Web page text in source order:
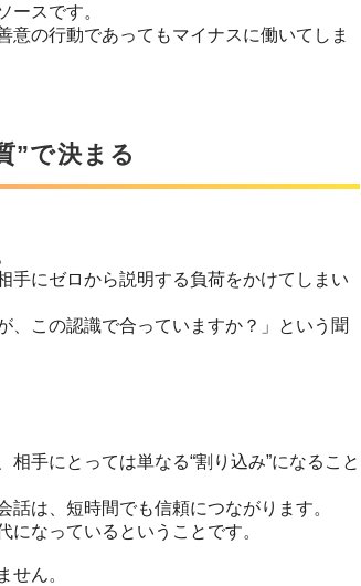
ースです。
意の行動であってもマイナスに働いてしま
”で決まる
手にゼロから説明する負荷をかけてしまい
、この認識で合っていますか？」という聞
手にとっては単なる“割り込み”になること
は、短時間でも信頼につながります。
なっているということです。
せん。